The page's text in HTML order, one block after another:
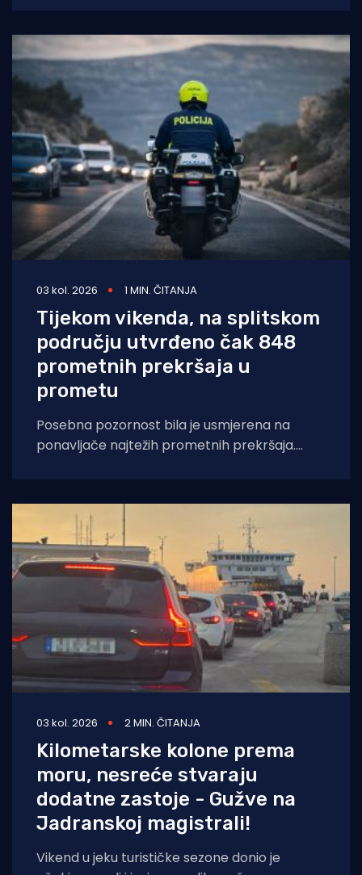
03 kol. 2026 1 MIN. ČITANJA
Tijekom vikenda, na splitskom
području utvrđeno čak 848
prometnih prekršaja u
prometu
Posebna pozornost bila je usmjerena na
ponavljače najtežih prometnih prekršaja.
03 kol. 2026 2 MIN. ČITANJA
Kilometarske kolone prema
moru, nesreće stvaraju
dodatne zastoje - Gužve na
Jadranskoj magistrali!
Vikend u jeku turističke sezone donio je